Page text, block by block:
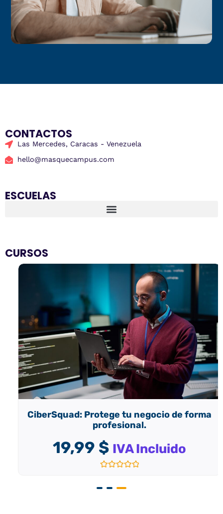
CONTACTOS
Las Mercedes, Caracas - Venezuela
hello@masquecampus.com
ESCUELAS
CURSOS
CiberSquad: Protege tu negocio de forma
profesional.
19,99$ IVA Incluido